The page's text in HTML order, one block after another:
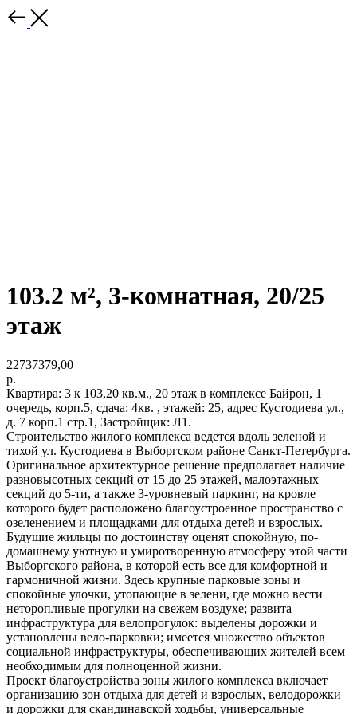
103.2 м², 3-комнатная, 20/25
этаж
22737379,00
р.
Квартира: 3 к 103,20 кв.м., 20 этаж в комплексе Байрон, 1
очередь, корп.5, сдача: 4кв. , этажей: 25, адрес Кустодиева ул.,
д. 7 корп.1 стр.1, Застройщик: Л1.
Строительство жилого комплекса ведется вдоль зеленой и
тихой ул. Кустодиева в Выборгском районе Санкт-Петербурга.
Оригинальное архитектурное решение предполагает наличие
разновысотных секций от 15 до 25 этажей, малоэтажных
секций до 5-ти, а также 3-уровневый паркинг, на кровле
которого будет расположено благоустроенное пространство с
озеленением и площадками для отдыха детей и взрослых.
Будущие жильцы по достоинству оценят спокойную, по-
домашнему уютную и умиротворенную атмосферу этой части
Выборгского района, в которой есть все для комфортной и
гармоничной жизни. Здесь крупные парковые зоны и
спокойные улочки, утопающие в зелени, где можно вести
неторопливые прогулки на свежем воздухе; развита
инфраструктура для велопрогулок: выделены дорожки и
установлены вело-парковки; имеется множество объектов
социальной инфраструктуры, обеспечивающих жителей всем
необходимым для полноценной жизни.
Проект благоустройства зоны жилого комплекса включает
организацию зон отдыха для детей и взрослых, велодорожки
и дорожки для скандинавской ходьбы, универсальные